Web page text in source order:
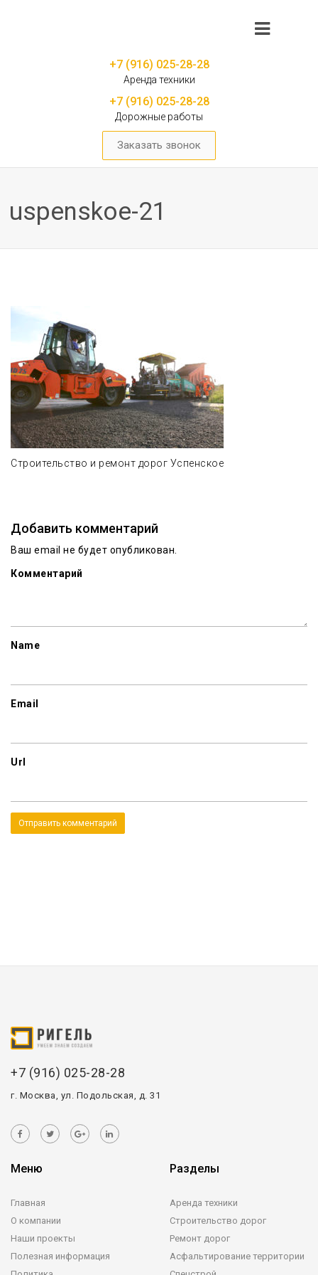
+7 (916) 025-28-28
Аренда техники
+7 (916) 025-28-28
Дорожные работы
Заказать звонок
uspenskoe-21
Строительство и ремонт дорог Успенское
Добавить комментарий
Ваш email не будет опубликован.
Комментарий
Name
Email
Url
+7 (916) 025-28-28
г. Москва, ул. Подольская, д. 31
Меню
Главная
О компании
Наши проекты
Полезная информация
Разделы
Аренда техники
Строительство дорог
Ремонт дорог
Асфальтирование территории